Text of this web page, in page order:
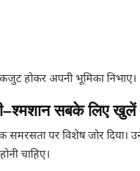
होकर अपनी भूमिका निभाए।
सबके लिए खुलें
पर विशेष जोर दिया।
चाहिए।